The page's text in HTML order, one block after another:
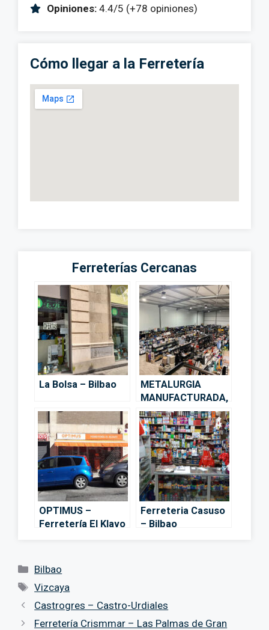
Opiniones: 4.4/5 (+78 opiniones)
Cómo llegar a la Ferretería
Ferreterías Cercanas
La Bolsa – Bilbao
METALURGIA
MANUFACTURADA,
S.A. – Bilbao
OPTIMUS –
Ferretería El Klavo
Ferreteria Casuso
– Bilbao
Categorías
Bilbao
Etiquetas
Vizcaya
Castrogres – Castro-Urdiales
Ferretería Crismmar – Las Palmas de Gran